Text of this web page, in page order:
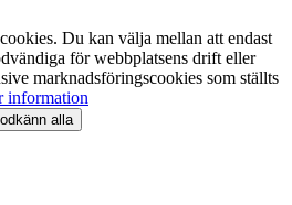
Du kan välja mellan att endast
för webbplatsens drift eller
marknadsföringscookies som ställts
information
alla